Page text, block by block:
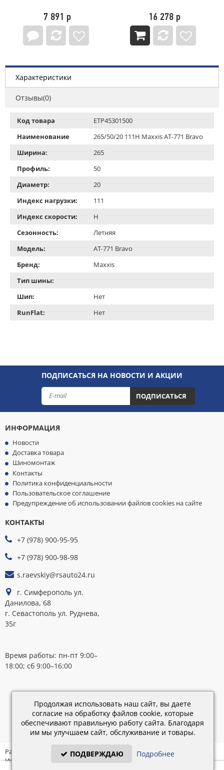
16 278 р 43 218 р
Характеристики
Отзывы(0)
Код товара
ETP45301500
Наименование
265/50/20 111H Maxxis AT-771 Bravo
Ширина:
265
Профиль:
50
Диаметр:
20
Индекс нагрузки:
111
Индекс скорости:
H
Сезонность:
Летняя
Модель:
AT-771 Bravo
Бренд:
Maxxis
Тип шины:
Шип:
Нет
RunFlat:
Нет
ПОДПИСАТЬСЯ НА НОВОСТИ И АКЦИИ
ПОДПИСАТЬСЯ
ИНФОРМАЦИЯ
Новости
Доставка товара
Шиномонтаж
Контакты
Политика конфиденциальности
Пользовательское соглашение
Предупреждение об использовании файлов cookies на сайте
КОНТАКТЫ
+7 (978) 900-95-95
+7 (978) 900-98-98
s.raevskiy@rsauto24.ru
г. Симферополь ул.
Данилова, 68
г. Севастополь ул. Руднева,
35г
Время работы: пн-пт 9:00–
18:00; сб 9:00–16:00
Каталог
28.02.2019
15:45
Разработка: «IT - Консультант» ©
Интернет-магазин на платформе «Электронный заказ» ©
Продолжая использовать наш сайт, вы даете
согласие на обработку файлов cookie, которые
обеспечивают правильную работу сайта. Благодаря
им мы улучшаем сайт, обслуживание и товары.
ПОДВЕРЖДАЮ Подробнее